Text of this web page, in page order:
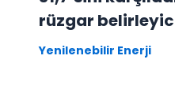
rüzgar
Yenilenebilir Enerji